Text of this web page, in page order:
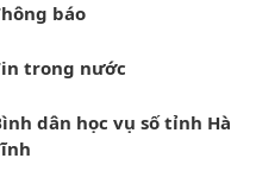
báo
trong nước
dân học vụ số tỉnh Hà